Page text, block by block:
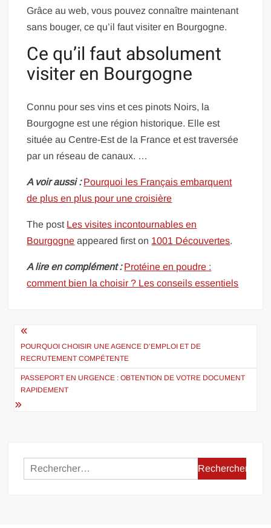
Grâce au web, vous pouvez connaître maintenant
sans bouger, ce qu’il faut visiter en Bourgogne.
Ce qu’il faut absolument
visiter en Bourgogne
Connu pour ses vins et ces pinots Noirs, la
Bourgogne est une région historique. Elle est
située au Centre-Est de la France et est traversée
par un réseau de canaux. …
A voir aussi : Pourquoi les Français embarquent
de plus en plus pour une croisière
The post Les visites incontournables en
Bourgogne appeared first on 1001 Découvertes.
A lire en complément : Protéine en poudre :
comment bien la choisir ? Les conseils essentiels
Navigation
de
l’article
POURQUOI CHOISIR UNE AGENCE D’EMPLOI ET DE
RECRUTEMENT COMPÉTENTE
PASSEPORT EN URGENCE : OBTENTION DE VOTRE DOCUMENT
RAPIDEMENT
Rechercher :